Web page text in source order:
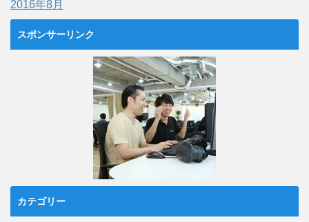
2016年8月
スポンサーリンク
カテゴリー